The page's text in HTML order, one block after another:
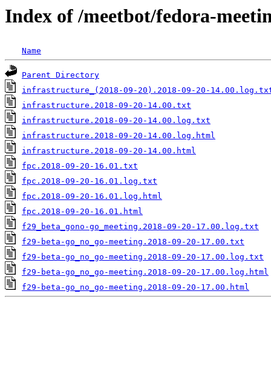
Index of /meetbot/fedora-
Name
Parent Directory
infrastructure_(2018-09-20).2018-09-20-
infrastructure.2018-09-20-14.00.txt
infrastructure.2018-09-20-14.00.log.txt
infrastructure.2018-09-20-14.00.log.html
infrastructure.2018-09-20-14.00.html
fpc.2018-09-20-16.01.txt
fpc.2018-09-20-16.01.log.txt
fpc.2018-09-20-16.01.log.html
fpc.2018-09-20-16.01.html
f29_beta_gono-go_meeting.2018-09-20-17.00.log.txt
f29-beta-go_no_go-meeting.2018-09-20-17.00.txt
f29-beta-go_no_go-meeting.2018-09-20-17.00.log.txt
f29-beta-go_no_go-meeting.2018-09-20-17.00.log.html
f29-beta-go_no_go-meeting.2018-09-20-17.00.html